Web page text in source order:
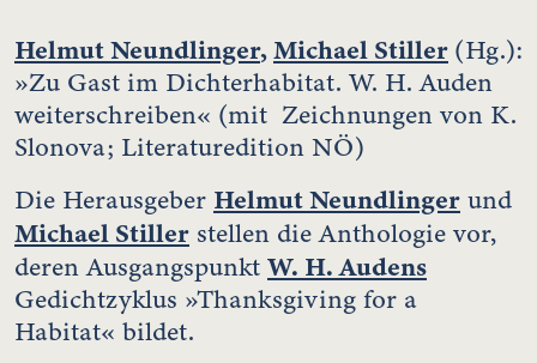
Helmut Neundlinger,Michael Stiller (Hg.):
»Zu Gast im Dichterhabitat. W. H. Auden
weiterschreiben« (mit Zeichnungen von K.
Slonova; Literaturedition NÖ)
Die Herausgeber Helmut Neundlinger und
Michael Stiller stellen die Anthologie vor,
deren Ausgangspunkt W. H. Audens
Gedichtzyklus »Thanksgiving for a
Habitat« bildet.